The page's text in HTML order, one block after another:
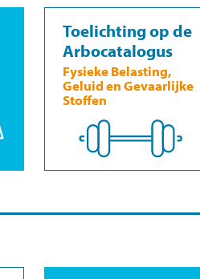
Toelichting op de
Arbocatalogus
Fysieke Belasting,
Geluid en Gevaarlijke
Stoffen